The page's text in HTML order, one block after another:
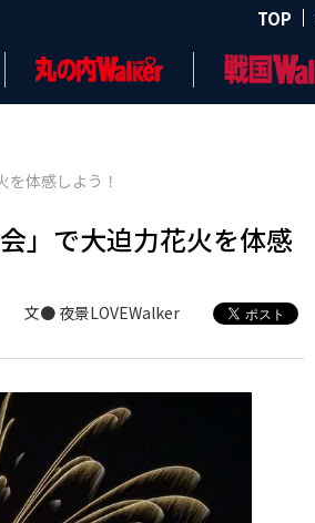
TOP
体感しよう！
」で大迫力花火を体感
文● 夜景LOVEWalker